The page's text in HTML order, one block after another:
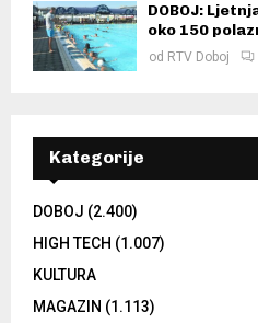
DOBOJ:
oko 150
od RTV Doboj
Kategorije
DOBOJ (2.400)
HIGH TECH (1.007)
KULTURA
MAGAZIN (1.113)